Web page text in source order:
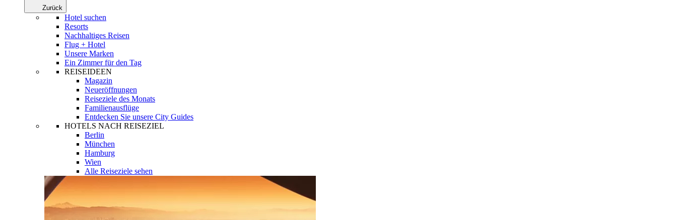
Zurück
Hotel suchen
Resorts
Nachhaltiges Reisen
Flug + Hotel
Unsere Marken
Ein Zimmer für den Tag
REISEIDEEN
Magazin
Neueröffnungen
Reiseziele des Monats
Familienausflüge
Entdecken Sie unsere City Guides
HOTELS NACH REISEZIEL
Berlin
München
Hamburg
Wien
Alle Reiseziele sehen